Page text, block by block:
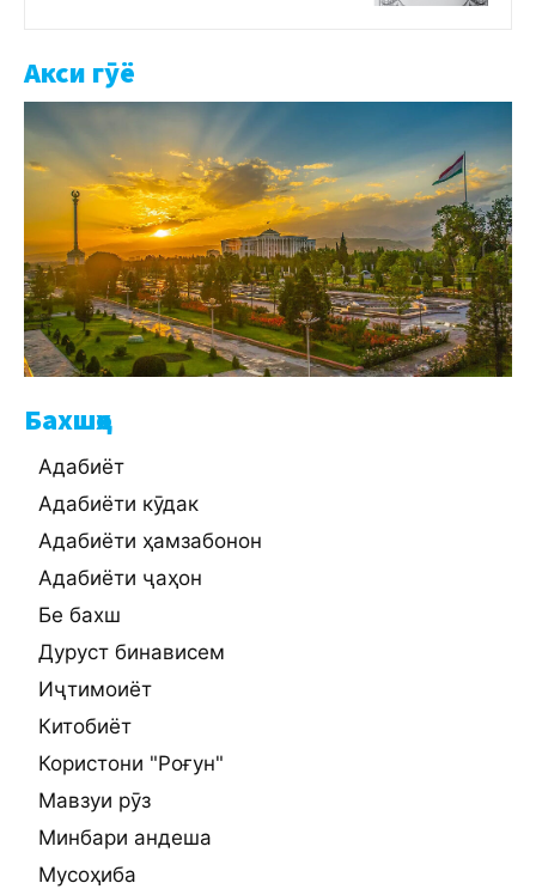
Акси гӯё
Бахшҳо
Адабиёт
Адабиёти кӯдак
Адабиёти ҳамзабонон
Адабиёти ҷаҳон
Бе бахш
Дуруст бинависем
Иҷтимоиёт
Китобиёт
Користони "Роғун"
Мавзуи рӯз
Минбари андеша
Мусоҳиба